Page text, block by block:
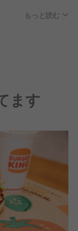
も多く、先輩が
もっと読む
ます